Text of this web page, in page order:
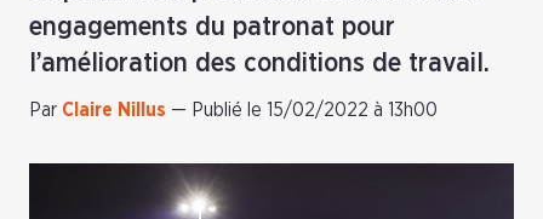
engagements du patronat pour
l’amélioration des conditions de travail.
Par Claire Nillus — Publié le 15/02/2022 à 13h00